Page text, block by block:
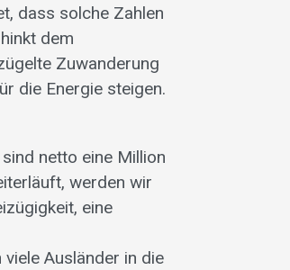
dass solche Zahlen
dem
Zuwanderung
die Energie steigen.
netto eine Million
werden wir
eine
Ausländer in die